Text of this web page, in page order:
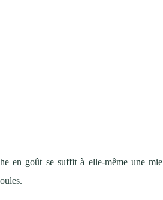
en goût se suffit à elle-même une mie